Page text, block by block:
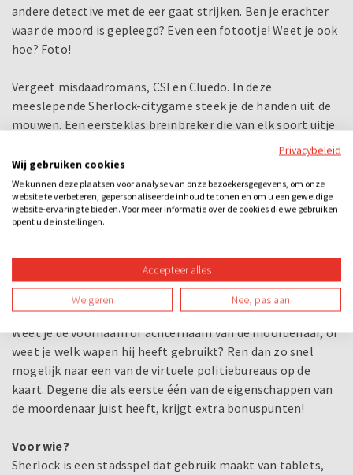
andere detective met de eer gaat strijken. Ben je erachter
waar de moord is gepleegd? Even een fotootje! Weet je ook
hoe? Foto!
Vergeet misdaadromans, CSI en Cluedo. In deze
meeslepende Sherlock-citygame steek je de handen uit de
mouwen. Een eersteklas breinbreker die van elk soort uitje
Zo werkt het
Jij en je teamleden krijgen elk een GPS tablet mee. Zo vind
je makkelijk de aanwijzingen en getuigen die verspreid zijn
beweging van je tegenstanders volgen. Zijn ze in de buurt,
dan kun je via de telefoon ze proberen af te luisteren om zo
een aanwijzing van ze te ontfutselen. Zo strijd je om
degene te zijn die als eerste alle aanwijzingen juist heeft.
Weet je de voornaam of achternaam van de moordenaar, of
weet je welk wapen hij heeft gebruikt? Ren dan zo snel
mogelijk naar een van de virtuele politiebureaus op de
kaart. Degene die als eerste één van de eigenschappen van
de moordenaar juist heeft, krijgt extra bonuspunten!
Voor wie?
Sherlock is een stadsspel dat gebruik maakt van tablets,
Privacybeleid
Wij gebruiken cookies
We kunnen deze plaatsen voor analyse van onze bezoekersgegevens, om onze
website te verbeteren, gepersonaliseerde inhoud te tonen en om u een geweldige
website-ervaring te bieden. Voor meer informatie over de cookies die we gebruiken
opent u de instellingen.
Accepteer alles
Weigeren Nee, pas aan